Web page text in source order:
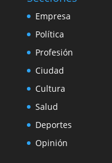
Empresa
Política
Profesión
Ciudad
Cultura
Salud
Deportes
Opinión